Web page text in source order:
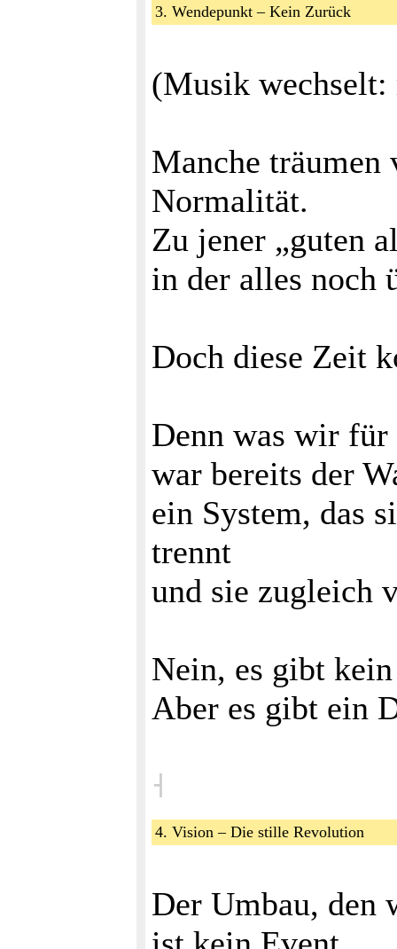
3. Wendepunkt – Kein Zurück
(Musik wechselt:
Manche träumen
Normalität.
Zu jener „guten
in der alles noch
Doch diese Zeit
Denn was wir
war bereits der
ein System, das
trennt
und sie zugleich
Nein, es gibt
Aber es gibt ein
˧
4. Vision – Die stille Revolution
Der Umbau, den